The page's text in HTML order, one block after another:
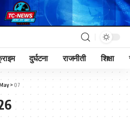
दुर्घटना राजनीती शिक्षा
>07